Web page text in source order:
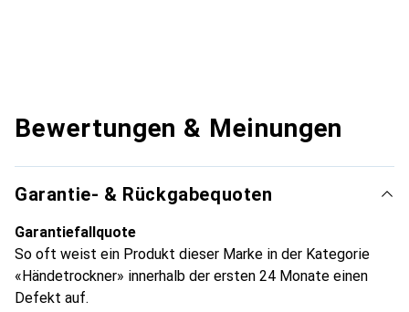
Bewertungen & Meinungen
Garantie- & Rückgabequoten
Garantiefallquote
So oft weist ein Produkt dieser Marke in der Kategorie
«Händetrockner» innerhalb der ersten 24 Monate einen
Defekt auf.